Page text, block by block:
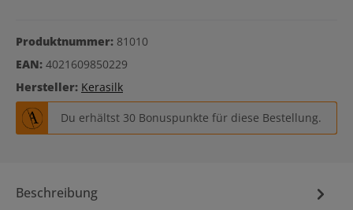
Produktnummer: 81010
EAN: 4021609850229
Hersteller: Kerasilk
Du erhältst 30 Bonuspunkte für diese Bestellung.
Beschreibung